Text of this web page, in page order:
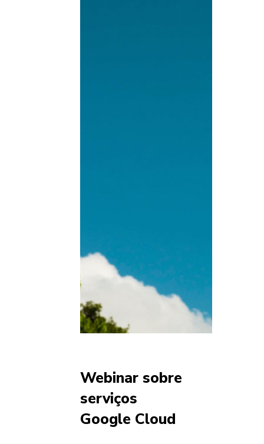
Webinar sobre
serviços
Google Cloud